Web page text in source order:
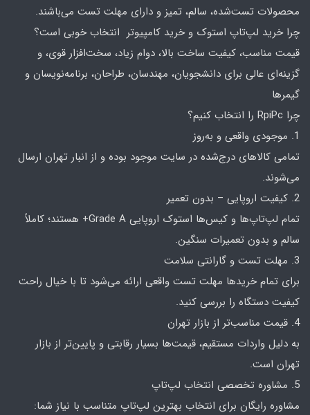
محصولات تست‌شده، سالم، تمیز و دارای مهلت تست می‌باشند.
چرا خرید لپ‌تاپ استوک و خرید کامپیوتر انتخاب خوبی است؟
قیمت مناسب، کیفیت ساخت بالا، دوام زیاد، سخت‌افزار قوی، و
گزینه‌ای عالی برای دانشجویان، مهندسان، طراحان، برنامه‌نویسان و
گیمرها
چرا RpiPc را انتخاب کنیم؟
1. موجودی واقعی و به‌روز
تمامی کالاهای درج‌شده در سایت موجود بوده و از انبار تهران ارسال
می‌شوند.
2. کیفیت اروپایی – بدون تعمیر
تمام لپ‌تاپ‌ها و کیس‌ها استوک اروپایی Grade A+ هستند؛ کاملاً
سالم و بدون تعمیرات سنگین.
3. مهلت تست و گارانتی سلامت
برای تمام خریدها مهلت تست واقعی ارائه می‌شود تا با خیال راحت
کیفیت دستگاه را بررسی کنید.
4. قیمت مناسب‌تر از بازار تهران
به دلیل واردات مستقیم، قیمت‌ها بسیار رقابتی و پایین‌تر از بازار
تهران است.
5. مشاوره تخصصی انتخاب لپ‌تاپ
مشاوره رایگان برای انتخاب بهترین لپ‌تاپ متناسب با نیاز شما: